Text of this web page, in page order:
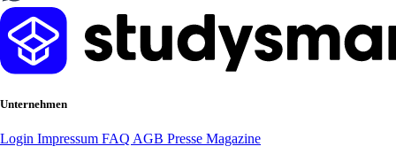
Unternehmen
Login Impressum FAQ AGB Presse Magazine